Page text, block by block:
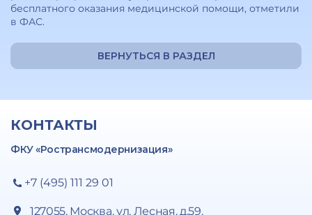
бесплатного оказания медицинской помощи, отметили
в ФАС.
ВЕРНУТЬСЯ В РАЗДЕЛ
КОНТАКТЫ
ФКУ «Ространсмодернизация»
+7 (495) 111 29 01
127055, Москва, ул. Лесная, д.59,